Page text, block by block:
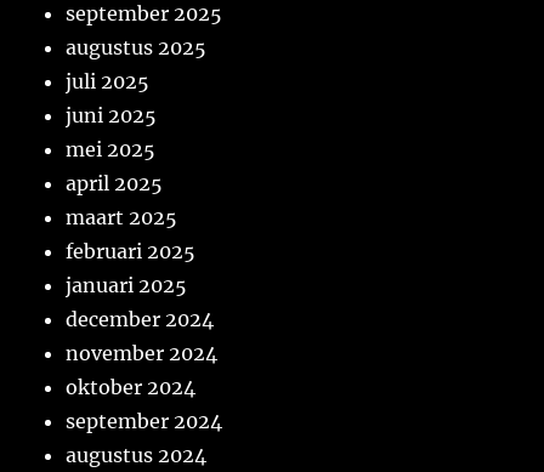
september 2025
augustus 2025
juli 2025
juni 2025
mei 2025
april 2025
maart 2025
februari 2025
januari 2025
december 2024
november 2024
oktober 2024
september 2024
augustus 2024